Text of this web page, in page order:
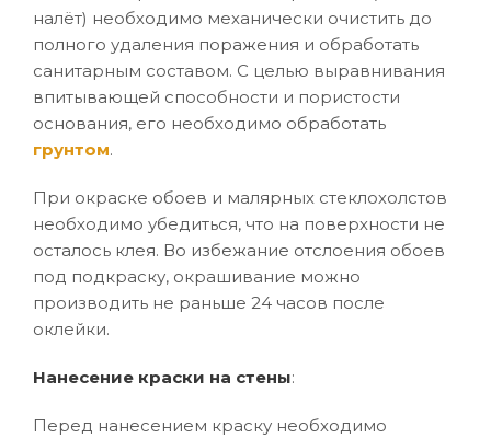
налёт) необходимо механически очистить до
полного удаления поражения и обработать
санитарным составом. С целью выравнивания
впитывающей способности и пористости
основания, его необходимо обработать
грунтом.
При окраске обоев и малярных стеклохолстов
необходимо убедиться, что на поверхности не
осталось клея. Во избежание отслоения обоев
под подкраску, окрашивание можно
производить не раньше 24 часов после
оклейки.
Нанесение краски на стены:
Перед нанесением краску необходимо